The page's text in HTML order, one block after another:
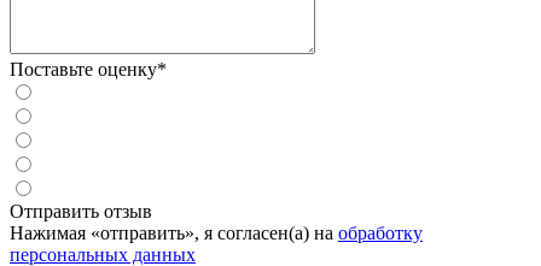
Поставьте оценку*
Отправить отзыв
Нажимая «отправить», я согласен(а) на обработку
персональных данных